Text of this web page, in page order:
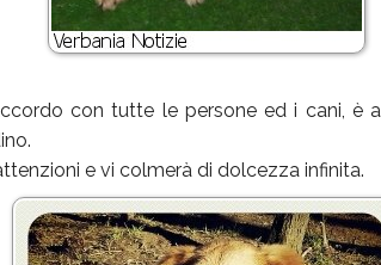
con tutte le persone ed i cani, è
e vi colmerà di dolcezza infinita.